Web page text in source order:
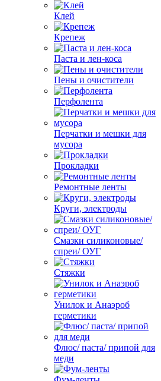
Клей
Крепеж
Паста и лен-коса
Пены и очистители
Перфолента
Перчатки и мешки для
мусора
Прокладки
Ремонтные ленты
Круги, электроды
Смазки силиконовые/
спреи/ ОУГ
Стяжки
Унилок и Анаэроб
герметики
Флюс/ паста/ припой для
меди